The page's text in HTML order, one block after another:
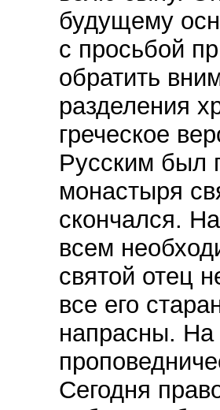
будущему
с просьбой
обратить
разделения
греческое
Русским был
монастыря
скончался.
всем
святой отец
все его
напрасны. На
Сегодня